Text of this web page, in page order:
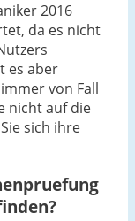
2016
da es nicht
es aber
von Fall
nicht auf die
sich ihre